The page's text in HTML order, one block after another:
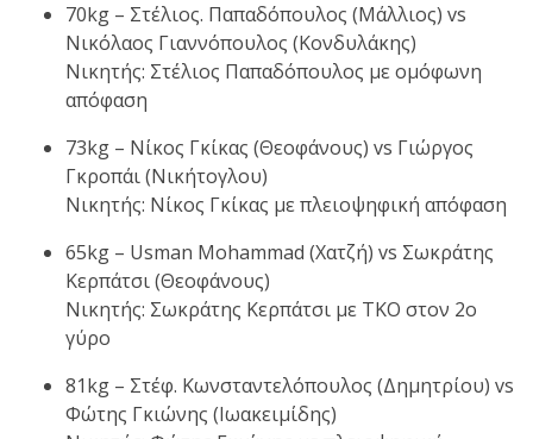
70kg – Στέλιος. Παπαδόπουλος (Μάλλιος) vs
Νικόλαος Γιαννόπουλος (Κονδυλάκης)
Νικητής: Στέλιος Παπαδόπουλος με ομόφωνη
απόφαση
73kg – Νίκος Γκίκας (Θεοφάνους) vs Γιώργος
Γκροπάι (Νικήτογλου)
Νικητής: Νίκος Γκίκας με πλειοψηφική απόφαση
65kg – Usman Mohammad (Χατζή) vs Σωκράτης
Κερπάτσι (Θεοφάνους)
Νικητής: Σωκράτης Κερπάτσι με ΤΚΟ στον 2ο
γύρο
81kg – Στέφ. Κωνσταντελόπουλος (Δημητρίου) vs
Φώτης Γκιώνης (Ιωακειμίδης)